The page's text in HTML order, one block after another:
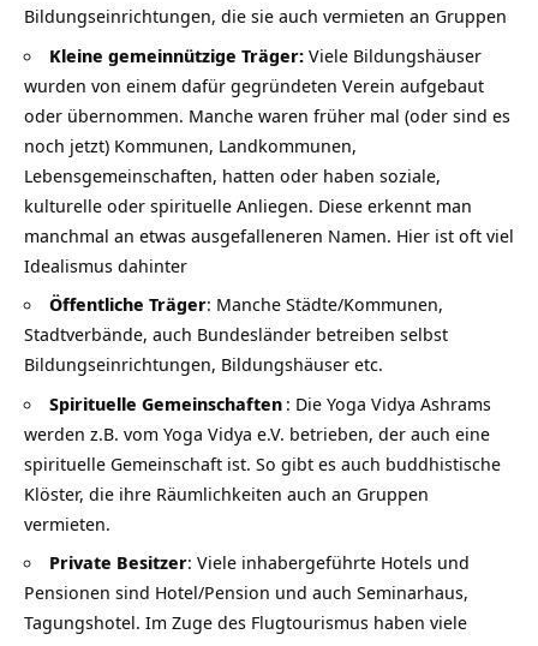
Bildungseinrichtungen, die sie auch vermieten an Gruppen
Kleine gemeinnützige Träger: Viele Bildungshäuser
wurden von einem dafür gegründeten Verein aufgebaut
oder übernommen. Manche waren früher mal (oder sind es
noch jetzt) Kommunen, Landkommunen,
Lebensgemeinschaften, hatten oder haben soziale,
kulturelle oder spirituelle Anliegen. Diese erkennt man
manchmal an etwas ausgefalleneren Namen. Hier ist oft viel
Idealismus dahinter
Öffentliche Träger: Manche Städte/Kommunen,
Stadtverbände, auch Bundesländer betreiben selbst
Bildungseinrichtungen, Bildungshäuser etc.
Spirituelle Gemeinschaften : Die Yoga Vidya Ashrams
werden z.B. vom Yoga Vidya e.V. betrieben, der auch eine
spirituelle Gemeinschaft ist. So gibt es auch buddhistische
Klöster, die ihre Räumlichkeiten auch an Gruppen
vermieten.
Private Besitzer: Viele inhabergeführte Hotels und
Pensionen sind Hotel/Pension und auch Seminarhaus,
Tagungshotel. Im Zuge des Flugtourismus haben viele